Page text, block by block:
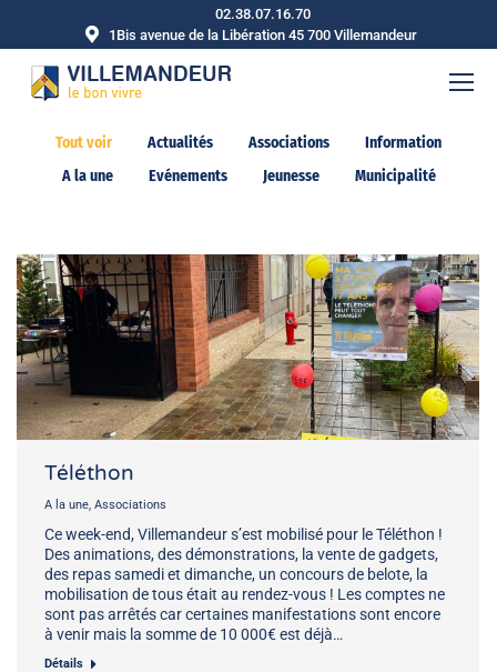
02.38.07.16.70
1Bis avenue de la Libération 45 700 Villemandeur
Tout voir Actualités Associations
Information
A la une
Evénements Jeunesse Municipalité
Téléthon
A la une, Associations
Ce week-end, Villemandeur s’est mobilisé pour le Téléthon !
Des animations, des démonstrations, la vente de gadgets,
des repas samedi et dimanche, un concours de belote, la
mobilisation de tous était au rendez-vous ! Les comptes ne
sont pas arrêtés car certaines manifestations sont encore
à venir mais la somme de 10 000€ est déjà…
Détails